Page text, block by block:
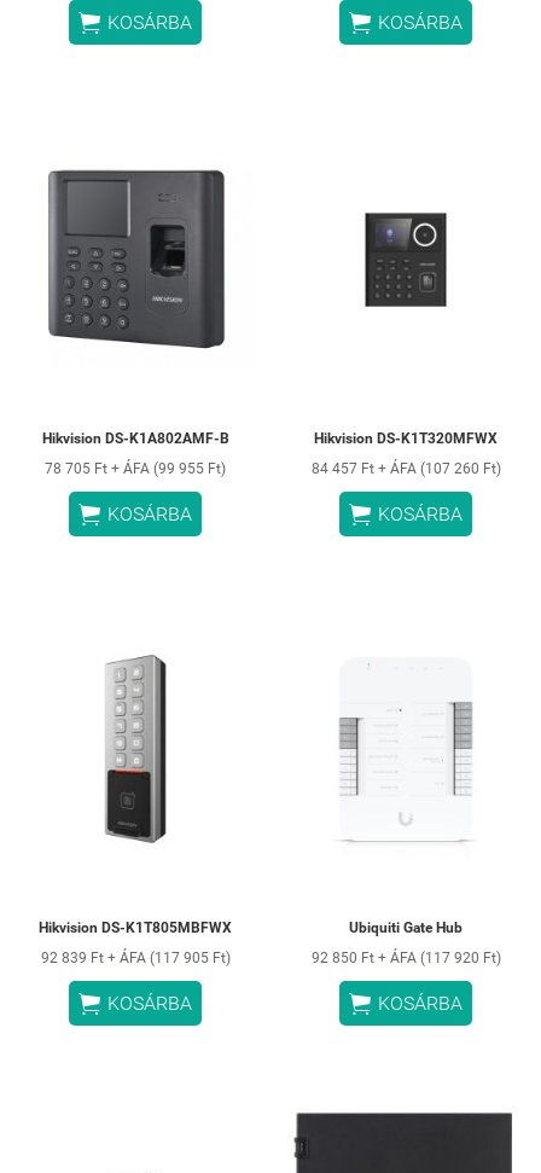
 KOSÁRBA  KOSÁRBA
Hikvision DS-K1A802AMF-B
78 705 Ft + ÁFA (99 955 Ft)
 KOSÁRBA
Hikvision DS-K1T320MFWX
84 457 Ft + ÁFA (107 260 Ft)
 KOSÁRBA
Hikvision DS-K1T805MBFWX
92 839 Ft + ÁFA (117 905 Ft)
 KOSÁRBA
Ubiquiti Gate Hub
92 850 Ft + ÁFA (117 920 Ft)
 KOSÁRBA